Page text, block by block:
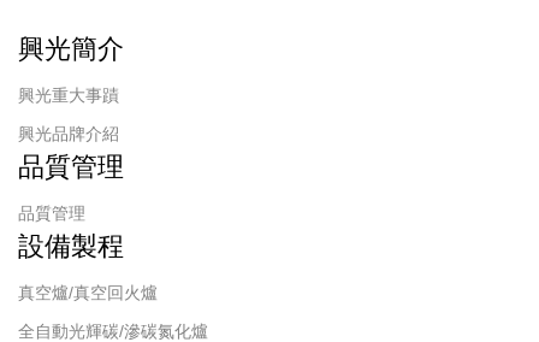
興光簡介
興光重大事蹟
興光品牌介紹
品質管理
品質管理
設備製程
真空爐/真空回火爐
全自動光輝碳/滲碳氮化爐